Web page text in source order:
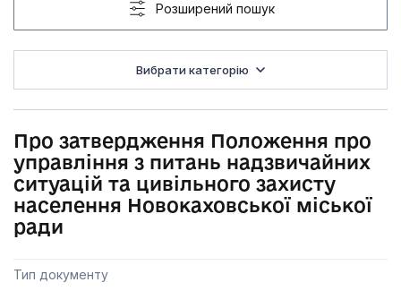
Розширений пошук
Вибрати категорію
Про затвердження Положення про
управління з питань надзвичайних
ситуацій та цивільного захисту
населення Новокаховської міської
ради
Тип документу